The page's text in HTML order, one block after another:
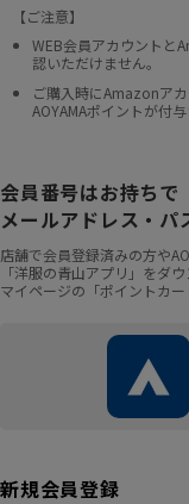
【ご注意】
WEB会員アカウントと
認いただけません。
ご購入時にAmazonア
AOYAMAポイントが付与
会員番号はお持ちで
メールアドレス・
店舗で会員登録済みの方や
「洋服の青山アプリ」をダ
マイページの「ポイントカ
新規会員登録